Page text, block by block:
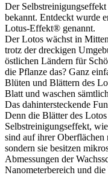
Der
bekannt. Entdeckt wurde
Lotus-Effekt® genannt.
Der Lotos wächst in
trotz der dreckigen
östlichen Ländern für
die Pflanze das? Ganz
Blüten und Blättern des
Blatt und waschen
Das dahintersteckende
Denn die Blätter des
Selbstreinigungseffekt,
sind auf ihrer
sondern sie besitzen
Abmessungen der
Nanometerbereich und